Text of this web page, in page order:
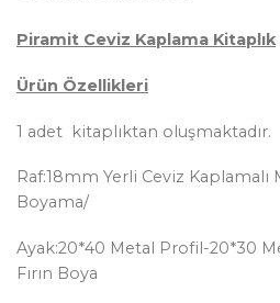
Piramit Ceviz Kaplama Kitaplık
Ürün Özellikleri
1 adet kitaplıktan oluşmaktadır.
Raf:18mm Yerli Ceviz Kaplamalı
Boyama/
Ayak:20*40 Metal Profil-20*30
Fırın Boya